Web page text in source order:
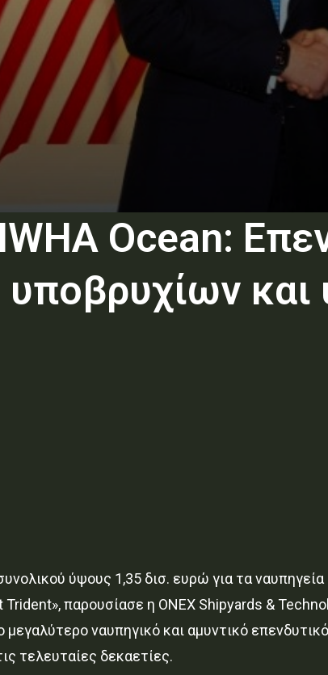
Ocean:
ύψους 1,35 δισ. ευρώ για τα ναυπηγεία
Trident», παρουσίασε η ONEX Shipyards &
ναυπηγικό και αμυντικό
τελευταίες δεκαετίες.